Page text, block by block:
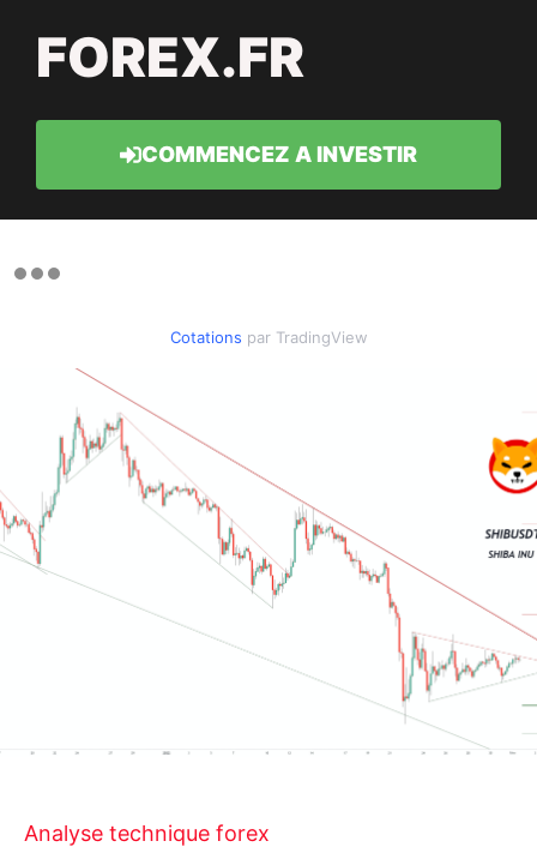
FOREX.FR
COMMENCEZ A INVESTIR
Cotations par TradingView
Analyse technique forex